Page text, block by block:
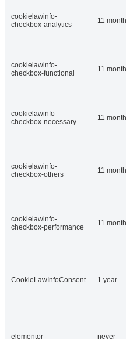
cookielawinfo-
checkbox-analytics
11
cookielawinfo-
checkbox-functional
11
cookielawinfo-
checkbox-necessary
11
cookielawinfo-
checkbox-others
11
cookielawinfo-
checkbox-performance
11
CookieLawInfoConsent 1 year
elementor never